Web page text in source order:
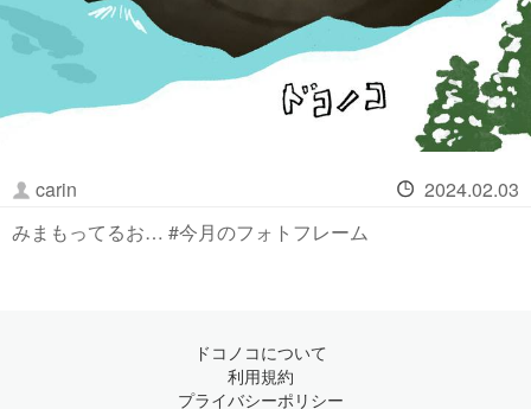
carin
2024.02.03
みまもってるお… #今月のフォトフレーム
ドコノコについて
利用規約
プライバシーポリシー